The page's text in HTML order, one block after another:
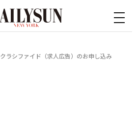
クラシファイド（求人広告）のお申し込み